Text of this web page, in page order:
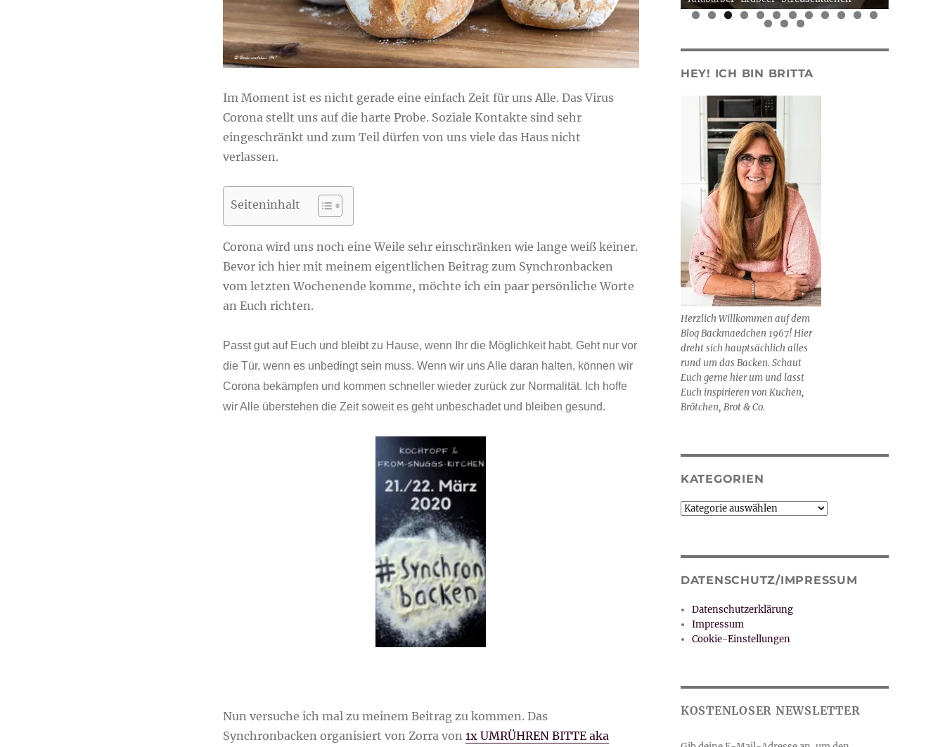
Im Moment ist es nicht gerade eine einfach Zeit für uns Alle. Das Virus
Corona stellt uns auf die harte Probe. Soziale Kontakte sind sehr
eingeschränkt und zum Teil dürfen von uns viele das Haus nicht
verlassen.
Seiteninhalt
Corona wird uns noch eine Weile sehr einschränken wie lange weiß keiner.
Bevor ich hier mit meinem eigentlichen Beitrag zum Synchronbacken
vom letzten Wochenende komme, möchte ich ein paar persönliche Worte
an Euch richten.
Passt gut auf Euch und bleibt zu Hause, wenn Ihr die Möglichkeit habt. Geht nur vor
die Tür, wenn es unbedingt sein muss. Wenn wir uns Alle daran halten, können wir
Corona bekämpfen und kommen schneller wieder zurück zur Normalität. Ich hoffe
wir Alle überstehen die Zeit soweit es geht unbeschadet und bleiben gesund.
Nun versuche ich mal zu meinem Beitrag zu kommen. Das
Synchronbacken organisiert von Zorra von 1x UMRÜHREN BITTE aka
0
1 2
3 4 5
HEY! ICH BIN BRITTA
Herzlich Willkommen auf dem
Blog Backmaedchen 1967! Hier
dreht sich hauptsächlich alles
rund um das Backen. Schaut
Euch gerne hier um und lasst
Euch inspirieren von Kuchen,
Brötchen, Brot & Co.
KATEGORIEN
Kategorien
DATENSCHUTZ/IMPRESSUM
Datenschutzerklärung
Impressum
Cookie-Einstellungen